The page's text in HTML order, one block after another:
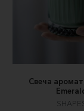
Свеча